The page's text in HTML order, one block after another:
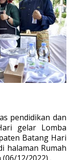
pendidikan dan
gelar Lomba
Batang Hari
halaman Rumah